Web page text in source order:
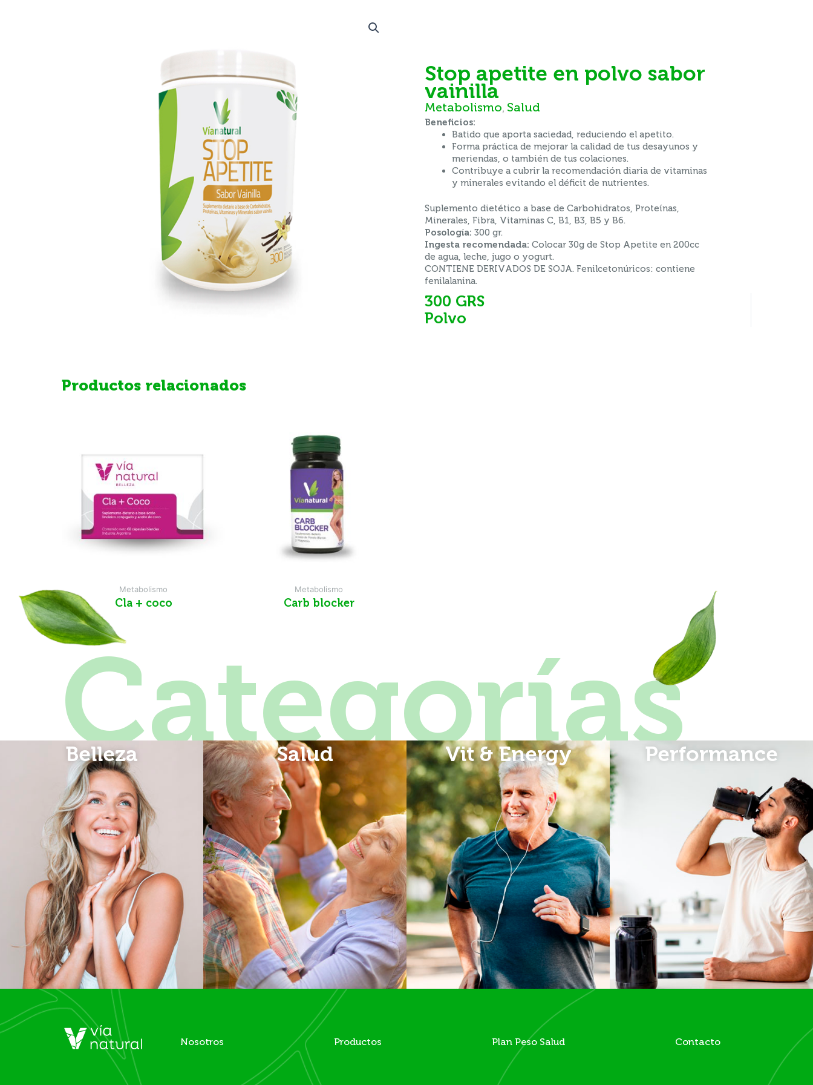
stop apetite en polvo sabor
vainilla
Metabolismo, Salud
Beneficios:
Batido que aporta saciedad, reduciendo el apetito.
Forma práctica de mejorar la calidad de tus desayunos y
meriendas, o también de tus colaciones.
Contribuye a cubrir la recomendación diaria de vitaminas
y minerales evitando el déficit de nutrientes.
Suplemento dietético a base de Carbohidratos, Proteínas,
Minerales, Fibra, Vitaminas C, B1, B3, B5 y B6.
Posología: 300 gr.
Ingesta recomendada: Colocar 30g de Stop Apetite en 200cc
de agua, leche, jugo o yogurt.
CONTIENE DERIVADOS DE SOJA. Fenilcetonúricos: contiene
fenilalanina.
300 GRS
Polvo
Productos relacionados
Metabolismo
cla + coco
Metabolismo
carb blocker
Categorías
Belleza Salud Vit & Energy Performance
Nosotros Productos Plan Peso Salud Contacto